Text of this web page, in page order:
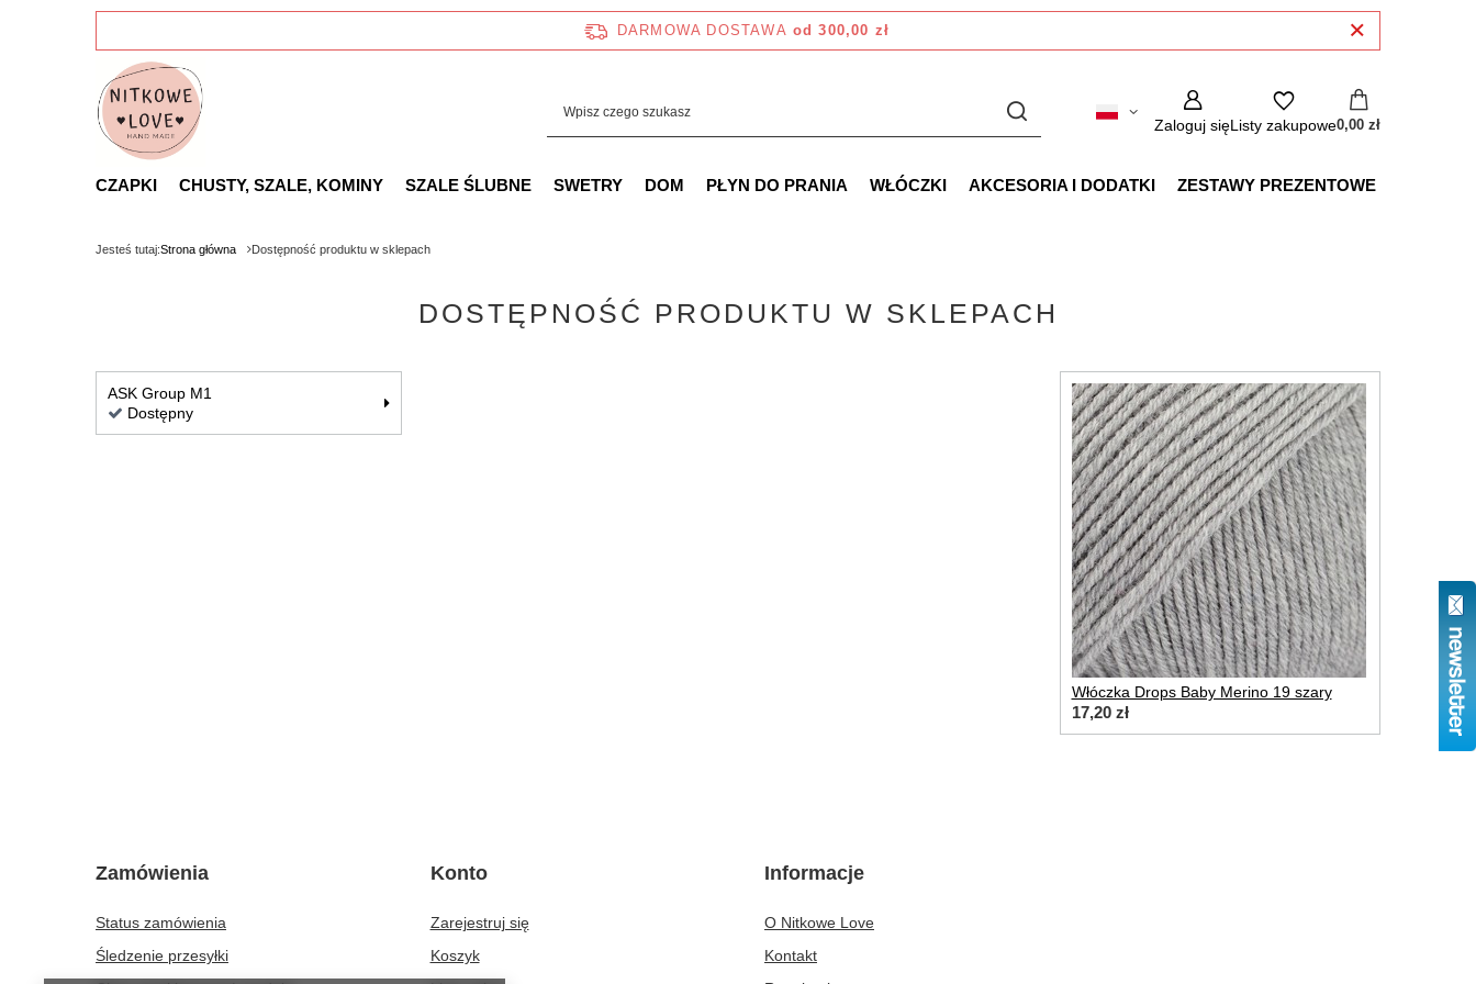
DARMOWA DOSTAWA od 300,00 zł
Zaloguj sięListy zakupowe0,00 zł
CZAPKI CHUSTY, SZALE, KOMINY SZALE ŚLUBNE SWETRY DOM PŁYN DO PRANIA WŁÓCZKI AKCESORIA I DODATKI ZESTAWY PREZENTOWE
Jesteś tutaj:Strona główna Dostępność produktu w sklepach
DOSTĘPNOŚĆ PRODUKTU W SKLEPACH
Włóczka Drops Baby Merino 19 szary
17,20 zł
ASK Group M1
Dostępny
Zamówienia
Status zamówienia
Śledzenie przesyłki
Konto
Zarejestruj się
Koszyk
Informacje
O Nitkowe Love
Kontakt